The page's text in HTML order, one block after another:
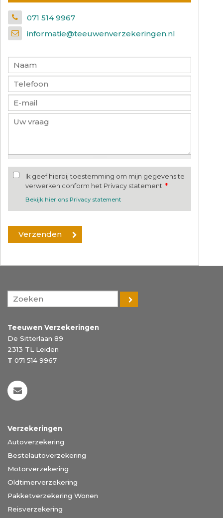
071 514 9967
informatie@teeuwenverzekeringen.nl
Ik geef hierbij toestemming om mijn gegevens te
verwerken conform het Privacy statement. *
Bekijk hier ons Privacy statement
Teeuwen Verzekeringen
De Sitterlaan 89
2313 TL Leiden
T 071 514 9967
Verzekeringen
Autoverzekering
Bestelautoverzekering
Motorverzekering
Oldtimerverzekering
Pakketverzekering Wonen
Reisverzekering